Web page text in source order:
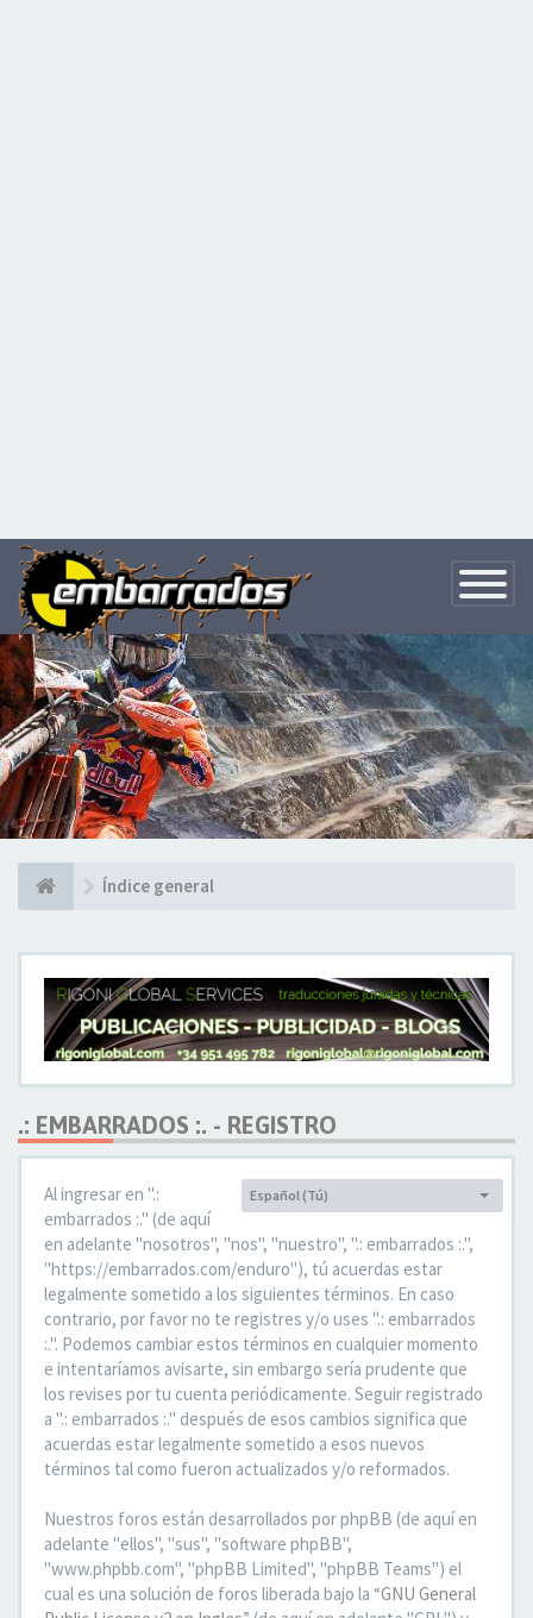
Toggle
Índice general
.: EMBARRADOS :. - REGISTRO
Idioma:
Español (Tú)
Al ingresar en ".:
embarrados :." (de aquí
en adelante "nosotros", "nos", "nuestro", ".: embarrados :.",
"https://embarrados.com/enduro"), tú acuerdas estar
legalmente sometido a los siguientes términos. En caso
contrario, por favor no te registres y/o uses ".: embarrados
:.". Podemos cambiar estos términos en cualquier momento
e intentaríamos avisarte, sin embargo sería prudente que
los revises por tu cuenta periódicamente. Seguir registrado
a ".: embarrados :." después de esos cambios significa que
acuerdas estar legalmente sometido a esos nuevos
términos tal como fueron actualizados y/o reformados.
Nuestros foros están desarrollados por phpBB (de aquí en
adelante "ellos", "sus", "software phpBB",
"www.phpbb.com", "phpBB Limited", "phpBB Teams") el
cual es una solución de foros liberada bajo la “GNU General